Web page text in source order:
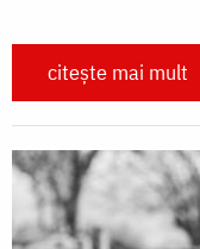
citește mai mult